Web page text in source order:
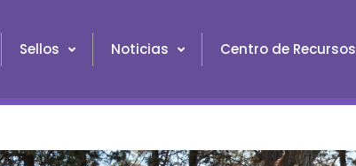
Sellos Noticias Centro de Recursos